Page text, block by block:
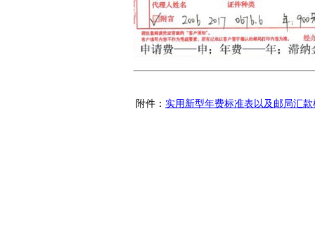
附件： 实用新型年费标准表以及邮局汇